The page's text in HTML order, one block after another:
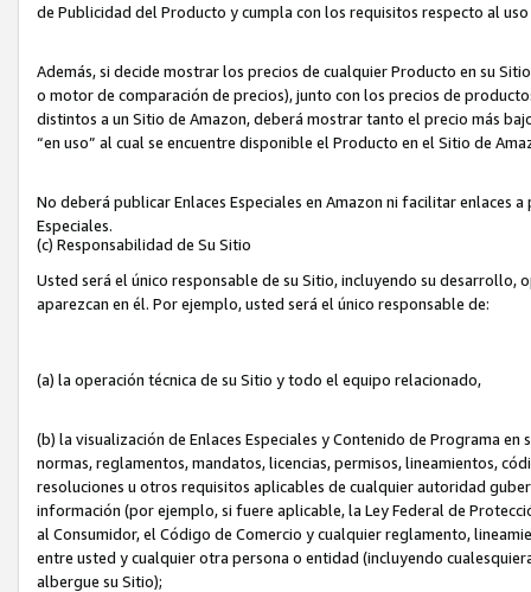
de Publicidad del Producto y cumpla con los requisitos respecto al uso
Además, si decide mostrar los precios de cualquier Producto en su
o motor de comparación de precios), junto con los precios de
distintos a un Sitio de Amazon, deberá mostrar tanto el precio más
“en uso” al cual se encuentre disponible el Producto en el Sitio de
No deberá publicar Enlaces Especiales en Amazon ni facilitar enlaces
Especiales.
(c) Responsabilidad de Su Sitio
Usted será el único responsable de su Sitio, incluyendo su
aparezcan en él. Por ejemplo, usted será el único responsable de:
(a) la operación técnica de su Sitio y todo el equipo relacionado,
(b) la visualización de Enlaces Especiales y Contenido de Programa
normas, reglamentos, mandatos, licencias, permisos, lineamientos,
resoluciones u otros requisitos aplicables de cualquier autoridad
información (por ejemplo, si fuere aplicable, la Ley Federal de
al Consumidor, el Código de Comercio y cualquier reglamento,
entre usted y cualquier otra persona o entidad (incluyendo
albergue su Sitio);